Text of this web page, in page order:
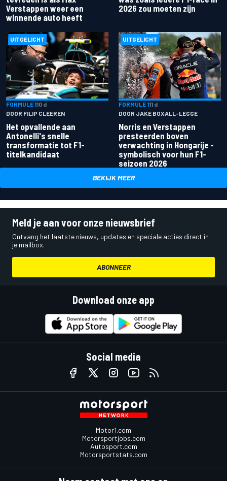
Verstappen weer een
winnende auto heeft
2026 zou moeten zijn
UITGELICHT
FORMULE 110 d
DOOR FILIP CLEEREN
Het opvallende aan
Antonelli's snelle
transformatie tot F1-
titelkandidaat
UITGELICHT
FORMULE 111 d
DOOR JAKE BOXALL-LEGGE
Norris en Verstappen
presteerden boven
verwachting in Hongarije -
symbolisch voor hun F1-
seizoen 2026
BEKIJK MEER
Meld je aan voor onze nieuwsbrief
Ontvang het laatste nieuws, updates en speciale acties direct in
je mailbox.
ABONNEER
Download onze app
Social media
Motor1.com
Motorsportjobs.com
Autosport.com
Motorsportstats.com